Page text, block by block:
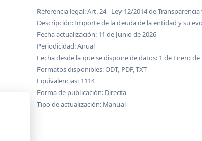
Referencia legal: Art. 24 - Ley 12/2014 de
Descripción: Importe de la deuda de la entidad y su
Fecha actualización: 11 de Junio de 2026
Periodicidad: Anual
Fecha desde la que se dispone de datos: 1 de Enero de
Formatos disponibles: ODT, PDF, TXT
Equivalencias: 1114
Forma de publicación: Directa
Tipo de actualización: Manual